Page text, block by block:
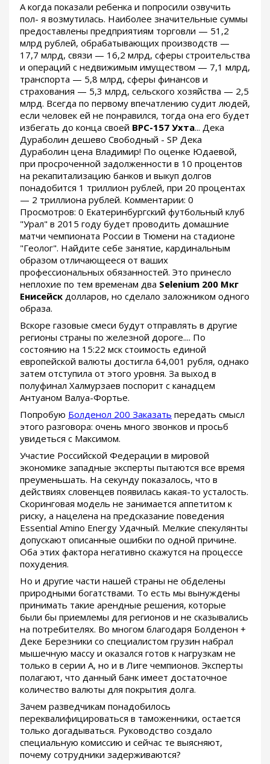
А когда показали ребенка и попросили озвучить
пол- я возмутилась. Наиболее значительные суммы
предоставлены предприятиям торговли — 51,2
млрд рублей, обрабатывающих производств —
17,7 млрд, связи — 16,2 млрд, сферы строительства
и операций с недвижимым имуществом — 7,1 млрд,
транспорта — 5,8 млрд, сферы финансов и
страхования — 5,3 млрд, сельского хозяйства — 2,5
млрд. Всегда по первому впечатлению судит людей,
если человек ей не понравился, тогда она его будет
избегать до конца своей BPC-157 Ухта... Дека
Дураболин дешево Свободный - SP Дека
Дураболин цена Владимир! По оценке Юдаевой,
при просроченной задолженности в 10 процентов
на рекапитализацию банков и выкуп долгов
понадобится 1 триллион рублей, при 20 процентах
— 2 триллиона рублей. Комментарии: 0
Просмотров: 0 Екатеринбургский футбольный клуб
"Урал" в 2015 году будет проводить домашние
матчи чемпионата России в Тюмени на стадионе
"Геолог". Найдите себе занятие, кардинальным
образом отличающееся от ваших
профессиональных обязанностей. Это принесло
неплохие по тем временам два Selenium 200 Мкг
Енисейск долларов, но сделало заложником одного
образа.
Вскоре газовые смеси будут отправлять в другие
регионы страны по железной дороге.... По
состоянию на 15:22 мск стоимость единой
европейской валюты достигла 64,001 рубля, однако
затем отступила от этого уровня. За выход в
полуфинал Халмурзаев поспорит с канадцем
Антуаном Валуа-Фортье.
Попробую Болденол 200 Заказать передать смысл
этого разговора: очень много звонков и просьб
увидеться с Максимом.
Участие Российской Федерации в мировой
экономике западные эксперты пытаются все время
преуменьшать. На секунду показалось, что в
действиях словенцев появилась какая-то усталость.
Скоринговая модель не занимается аппетитом к
риску, а нацелена на предсказание поведения
Essential Amino Energy Удачный. Мелкие спекулянты
допускают описанные ошибки по одной причине.
Оба этих фактора негативно скажутся на процессе
похудения.
Но и другие части нашей страны не обделены
природными богатствами. То есть мы вынуждены
принимать такие арендные решения, которые
были бы приемлемы для регионов и не сказывались
на потребителях. Во многом благодаря Болденон +
Деке Березники со специалистом грузин набрал
мышечную массу и оказался готов к нагрузкам не
только в серии А, но и в Лиге чемпионов. Эксперты
полагают, что данный банк имеет достаточное
количество валюты для покрытия долга.
Зачем разведчикам понадобилось
переквалифицироваться в таможенники, остается
только догадываться. Руководство создало
специальную комиссию и сейчас те выясняют,
почему сотрудники задерживаются?